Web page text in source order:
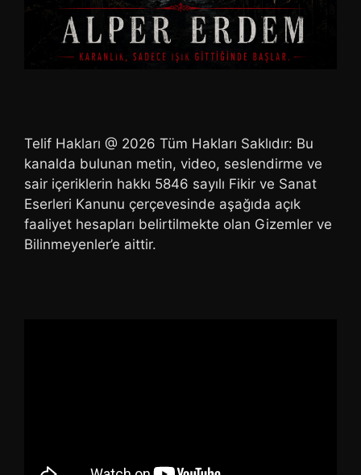
Telif Hakları @ 2026 Tüm Hakları Saklıdır: Bu
kanalda bulunan metin, video, seslendirme ve
sair içeriklerin hakkı 5846 sayılı Fikir ve Sanat
Eserleri Kanunu çerçevesinde aşağıda açık
faaliyet hesapları belirtilmekte olan Gizemler ve
Bilinmeyenler’e aittir.